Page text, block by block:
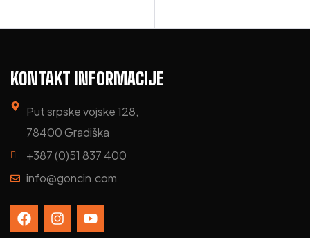
KONTAKT INFORMACIJE
Put srpske vojske 128,
78400 Gradiška
+387 (0)51 837 400
info@goncin.com